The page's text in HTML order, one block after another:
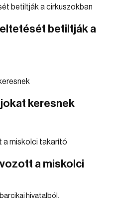
betiltják a
keresnek
a miskolci
hivatalból.